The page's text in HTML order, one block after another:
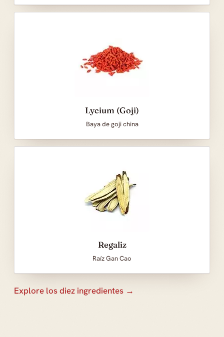
Lycium (Goji)
Baya de goji china
Regaliz
Raíz Gan Cao
Explore los diez ingredientes →